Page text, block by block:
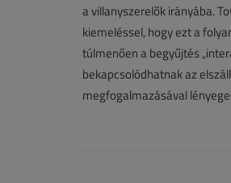
a villanyszerelők irányába.
kiemeléssel, hogy ezt a
túlmenően a begyűjtés
bekapcsolódhatnak az
megfogalmazásával